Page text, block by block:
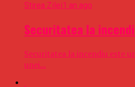
Stirea Zilei1 an ago
Securitatea la
Securitatea la incendiu este
unei...